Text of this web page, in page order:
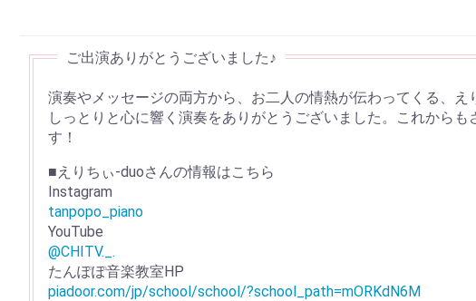
演奏やメッセージの両方から、お二人の情熱が伝わってくる、え
しっとりと心に響く演奏をありがとうございました。これから
す！
■えりちぃ-duoさんの情報はこちら
Instagram
tanpopo_piano
YouTube
@CHITV._.
たんぽぽ音楽教室HP
piadoor.com/jp/school/school/?school_path=mORKdN6M